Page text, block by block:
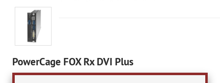
PowerCage FOX Rx DVI Plus